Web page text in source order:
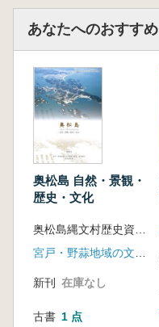
あなたへのおすすめ
奥松島 自然・景観・
歴史・文化
新刊 在庫なし
古書 1 点